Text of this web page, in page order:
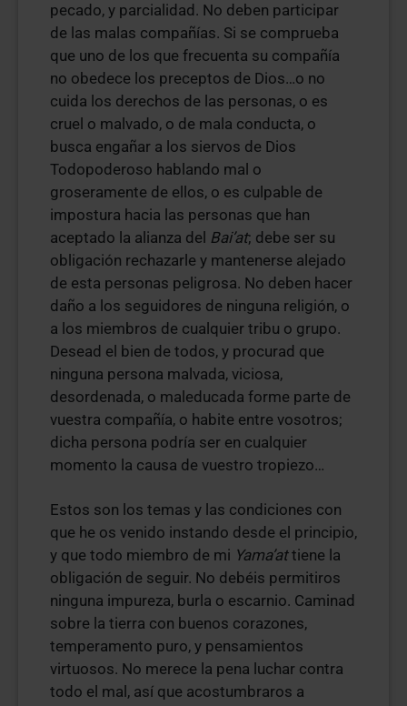
pecado, y parcialidad. No deben participar
de las malas compañías. Si se comprueba
que uno de los que frecuenta su compañía
no obedece los preceptos de Dios…o no
cuida los derechos de las personas, o es
cruel o malvado, o de mala conducta, o
busca engañar a los siervos de Dios
Todopoderoso hablando mal o
groseramente de ellos, o es culpable de
impostura hacia las personas que han
aceptado la alianza del Bai’at; debe ser su
obligación rechazarle y mantenerse alejado
de esta personas peligrosa. No deben hacer
daño a los seguidores de ninguna religión, o
a los miembros de cualquier tribu o grupo.
Desead el bien de todos, y procurad que
ninguna persona malvada, viciosa,
desordenada, o maleducada forme parte de
vuestra compañía, o habite entre vosotros;
dicha persona podría ser en cualquier
momento la causa de vuestro tropiezo…
Estos son los temas y las condiciones con
que he os venido instando desde el principio,
y que todo miembro de mi Yama’attiene la
obligación de seguir. No debéis permitiros
ninguna impureza, burla o escarnio. Caminad
sobre la tierra con buenos corazones,
temperamento puro, y pensamientos
virtuosos. No merece la pena luchar contra
todo el mal, así que acostumbraros a